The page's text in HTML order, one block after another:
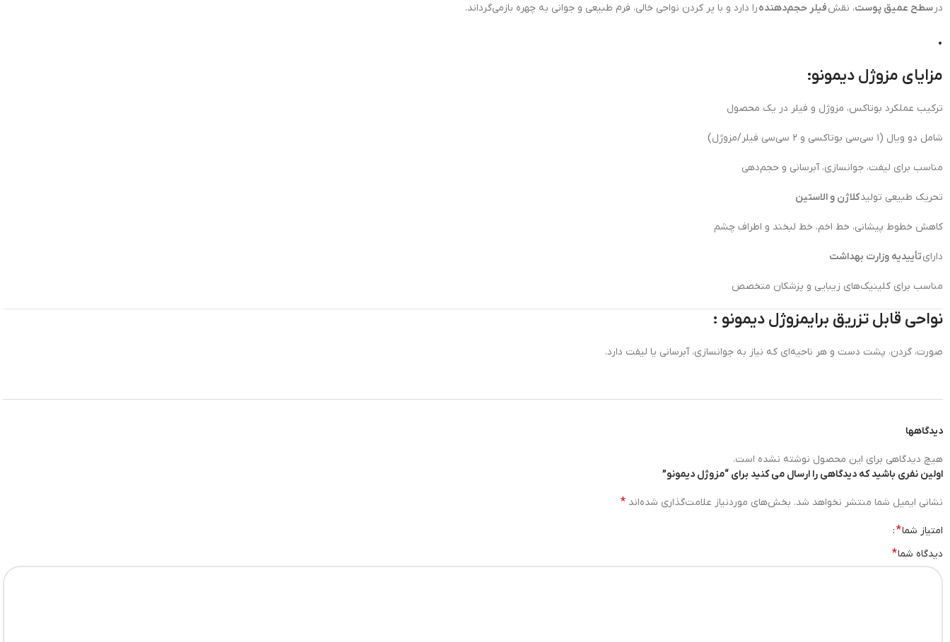
در سطح عمیق پوست، نقشفیلر حجم‌دهندهرا دارد و با پر کردن نواحی خالی، فرم طبیعی و جوانی به چهره بازمی‌گرداند.
.
مزایای مزوژل دیمونو:
ترکیب عملکرد بوتاکس، مزوژل و فیلر در یک محصول
شامل دو ویال (۱ سی‌سی بوتاکسی و ۲ سی‌سی فیلر/مزوژل)
مناسب برای لیفت، جوانسازی، آبرسانی و حجم‌دهی
تحریک طبیعی تولیدکلاژن و الاستین
کاهش خطوط پیشانی، خط اخم، خط لبخند و اطراف چشم
دارایتأییدیه وزارت بهداشت
مناسب برای کلینیک‌های زیبایی و پزشکان متخصص
نواحی قابل تزریق برایمزوژل دیمونو :
صورت، گردن، پشت دست و هر ناحیه‌ای که نیاز به جوانسازی، آبرسانی یا لیفت دارد.
دیدگاهها
هیچ دیدگاهی برای این محصول نوشته نشده است.
اولین نفری باشید که دیدگاهی را ارسال می کنید برای “مزوژل دیمونو”
نشانی ایمیل شما منتشر نخواهد شد. بخش‌های موردنیاز علامت‌گذاری شده‌اند *
امتیاز شما*
دیدگاه شما*